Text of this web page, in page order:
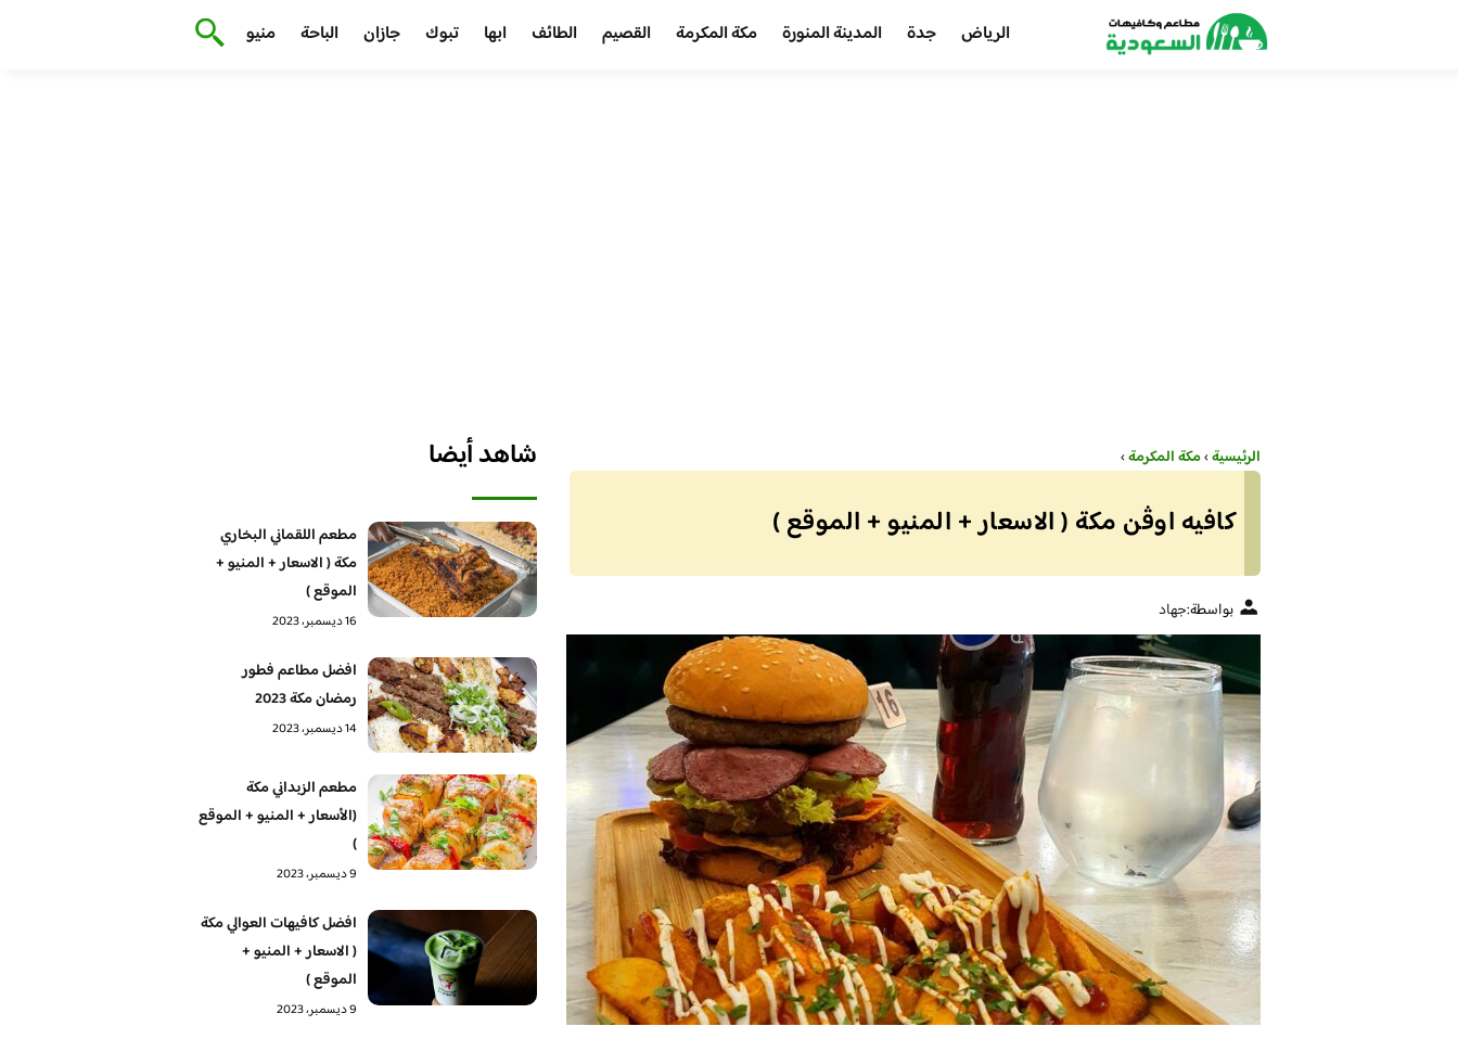
الرياض جدة المدينة المنورة مكة المكرمة القصيم الطائف ابها تبوك جازان الباحة منيو
الرئيسية›مكة المكرمة›
كافيه اوڤن مكة ( الاسعار + المنيو + الموقع )
بواسطة:جهاد
شاهد أيضا
مطعم اللقماني البخاري
مكة ( الاسعار + المنيو +
الموقع )
16 ديسمبر، 2023
افضل مطاعم فطور
رمضان مكة 2023
14 ديسمبر، 2023
مطعم الزبداني مكة
(الأسعار + المنيو + الموقع
)
9 ديسمبر، 2023
افضل كافيهات العوالي مكة
( الاسعار + المنيو +
الموقع )
9 ديسمبر، 2023